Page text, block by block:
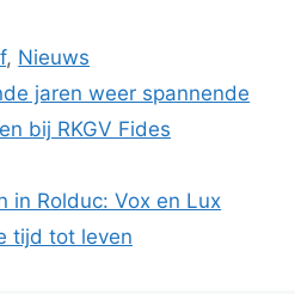
, Nieuws
jaren weer spannende
bij RKGV Fides
in Rolduc: Vox en Lux
tijd tot leven